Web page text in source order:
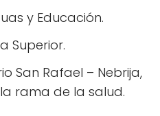
y Educación.
Superior.
San Rafael – Nebrija,
rama de la salud.